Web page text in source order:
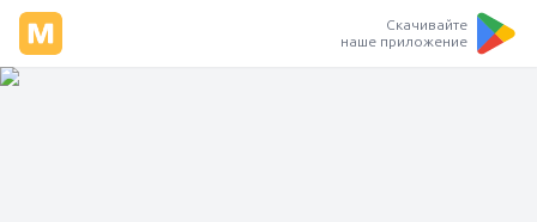
Скачивайте
наше приложение